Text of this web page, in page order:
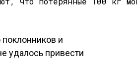
и
удалось привести